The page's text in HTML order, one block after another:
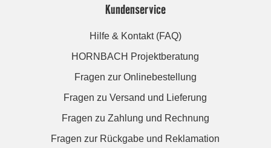
Kundenservice
Hilfe & Kontakt (FAQ)
HORNBACH Projektberatung
Fragen zur Onlinebestellung
Fragen zu Versand und Lieferung
Fragen zu Zahlung und Rechnung
Fragen zur Rückgabe und Reklamation